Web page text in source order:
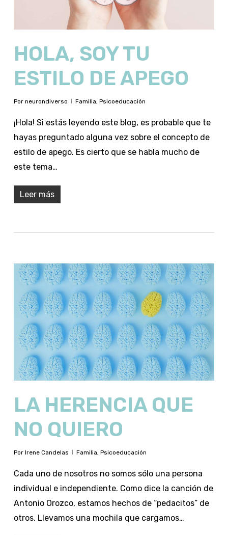
HOLA, SOY TU
ESTILO DE APEGO
Por neurondiverso Familia, Psicoeducación
¡Hola! Si estás leyendo este blog, es probable que te
hayas preguntado alguna vez sobre el concepto de
estilo de apego. Es cierto que se habla mucho de
este tema…
Leer más
LA HERENCIA QUE
NO QUIERO
Por Irene Candelas Familia, Psicoeducación
Cada uno de nosotros no somos sólo una persona
individual e independiente. Como dice la canción de
Antonio Orozco, estamos hechos de “pedacitos” de
otros. Llevamos una mochila que cargamos…